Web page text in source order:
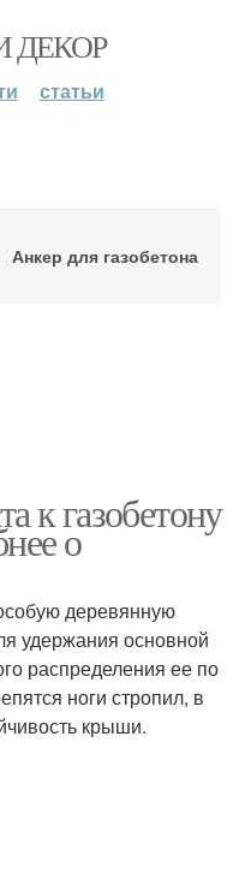
ДЕКОР
статьи
Анкер для газобетона
к газобетону
о
деревянную
удержания основной
распределения ее по
ноги стропил, в
крыши.